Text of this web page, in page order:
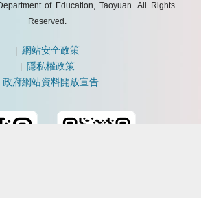
of Education, Taoyuan. All Rights
Reserved.
|網站安全政策
| 隱私權政策
政府網站資料開放宣告